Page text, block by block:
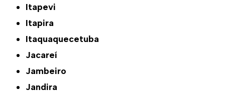
Itapevi
Itapira
Itaquaquecetuba
Jacareí
Jambeiro
Jandira